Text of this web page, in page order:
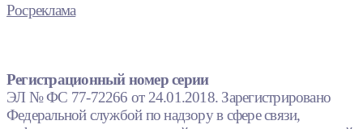
Росреклама
Регистрационный номер серии
ЭЛ № ФС 77-72266 от 24.01.2018. Зарегистрировано
Федеральной службой по надзору в сфере связи,